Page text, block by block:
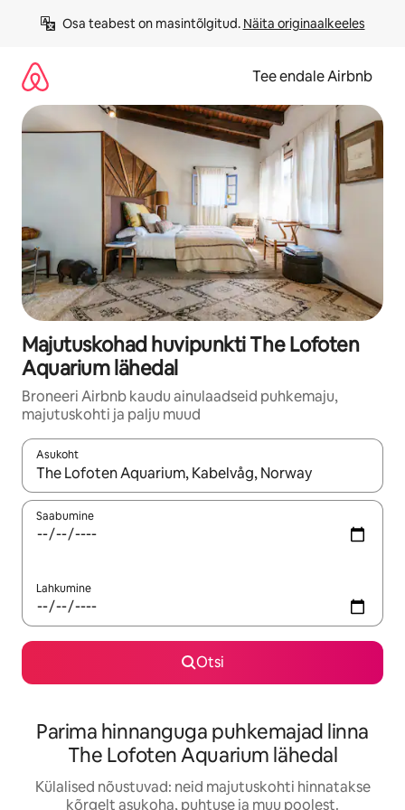
Osa teabest on masintõlgitud. Näita originaalkeeles
Tee endale Airbnb
Majutuskohad huvipunkti The Lofoten
Aquarium lähedal
Broneeri Airbnb kaudu ainulaadseid puhkemaju,
majutuskohti ja palju muud
Asukoht
Kui tulemused on kuvatud, liigu ekraanil nooleklahvidega või
Saabumine
Lahkumine
Otsi
Parima hinnanguga puhkemajad linna
The Lofoten Aquarium lähedal
Külalised nõustuvad: neid majutuskohti hinnatakse
kõrgelt asukoha, puhtuse ja muu poolest.